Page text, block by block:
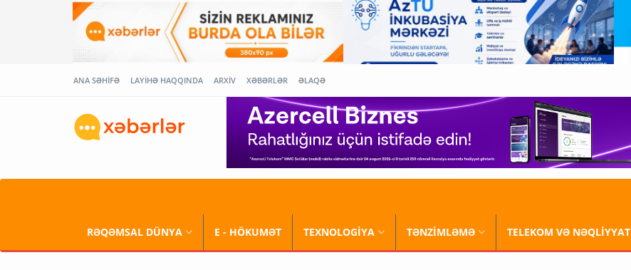
ANA SƏHİFƏ LAYİHƏ HAQQINDA ARXİV XƏBƏRLƏR ƏLAQƏ
RƏQƏMSAL DÜNYA E - HÖKUMƏT TEXNOLOGİYA TƏNZİMLƏMƏ TELEKOM VƏ NƏQLİYYAT